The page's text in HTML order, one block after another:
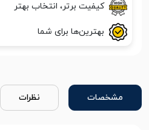
کیفیت برتر، انتخاب بهتر
بهترین‌ها برای شما
مشخصات نظرات